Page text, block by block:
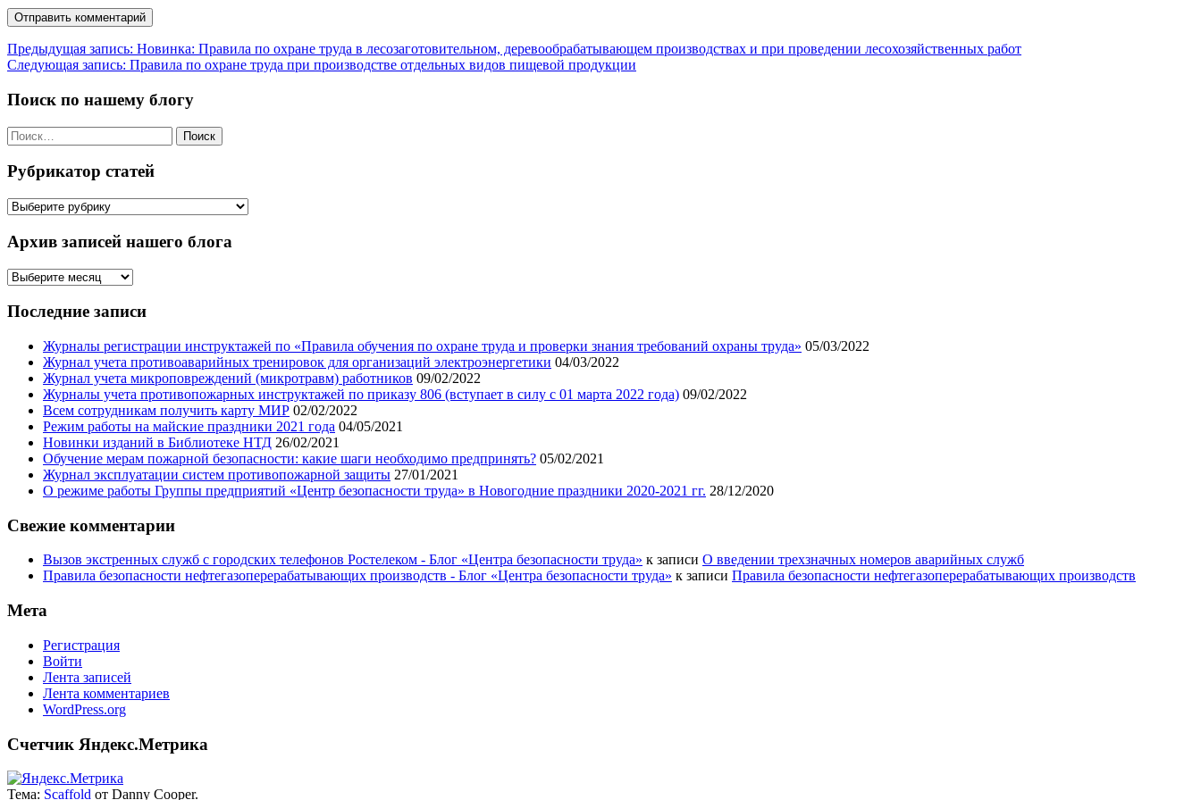
Навигация
по
записям
Предыдущая запись: Новинка: Правила по охране труда в лесозаготовительном, деревообрабатывающем производствах и при проведении лесохозяйственных работ
Следующая запись: Правила по охране труда при производстве отдельных видов пищевой продукции
Поиск по нашему блогу
Найти:
Рубрикатор статей
Рубрикатор
Архив записей нашего блога
Архив
нашего
Последние записи
Журналы регистрации инструктажей по «Правила обучения по охране труда и проверки знания требований охраны труда» 05/03/2022
Журнал учета противоаварийных тренировок для организаций электроэнергетики 04/03/2022
Журнал учета микроповреждений (микротравм) работников 09/02/2022
Журналы учета противопожарных инструктажей по приказу 806 (вступает в силу с 01 марта 2022 года) 09/02/2022
Всем сотрудникам получить карту МИР 02/02/2022
Режим работы на майские праздники 2021 года 04/05/2021
Новинки изданий в Библиотеке НТД 26/02/2021
Обучение мерам пожарной безопасности: какие шаги необходимо предпринять? 05/02/2021
Журнал эксплуатации систем противопожарной защиты 27/01/2021
О режиме работы Группы предприятий «Центр безопасности труда» в Новогодние праздники 2020-2021 гг. 28/12/2020
Свежие комментарии
Вызов экстренных служб с городских телефонов Ростелеком - Блог «Центра безопасности труда» к записи О введении трехзначных номеров аварийных служб
Правила безопасности нефтегазоперерабатывающих производств - Блог «Центра безопасности труда» к записи Правила безопасности нефтегазоперерабатывающих производств
Мета
Регистрация
Войти
Лента записей
Лента комментариев
WordPress.org
Счетчик Яндекс.Метрика
Тема: Scaffold от Danny Cooper.